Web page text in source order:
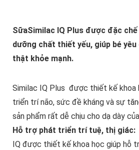
SữaSimilac IQ Plus được đặc
dưỡng chất thiết yếu, giúp bé yêu
thật khỏe mạnh.
Similac IQ Plus được thiết kế khoa
triển trí não, sức đề kháng và sự
sản phẩm rất dễ chịu cho dạ dày
Hỗ trợ phát triển trí tuệ, thị giác:
IQ được thiết kế khoa học giúp hỗ